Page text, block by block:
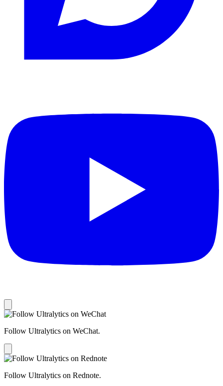
Follow Ultralytics on WeChat.
Follow Ultralytics on Rednote.